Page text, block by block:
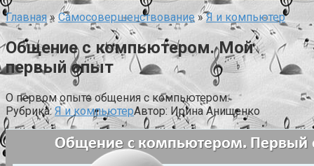
Главная » Самосовершенствование » Я и компьютер
Общение с компьютером. Мой
первый опыт
О первом опыте общения с компьютером.
Рубрика: Я и компьютерАвтор: Ирина Анищенко